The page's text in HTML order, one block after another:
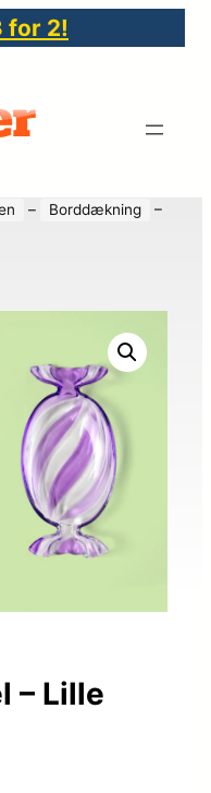
for 2!
– Borddækning
–
– Lille